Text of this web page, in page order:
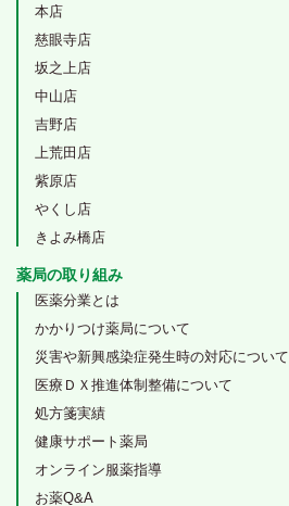
本店
慈眼寺店
坂之上店
中山店
吉野店
上荒田店
紫原店
やくし店
きよみ橋店
薬局の取り組み
医薬分業とは
かかりつけ薬局について
災害や新興感染症発生時の対応について
医療ＤＸ推進体制整備について
処方箋実績
健康サポート薬局
オンライン服薬指導
お薬Q&A